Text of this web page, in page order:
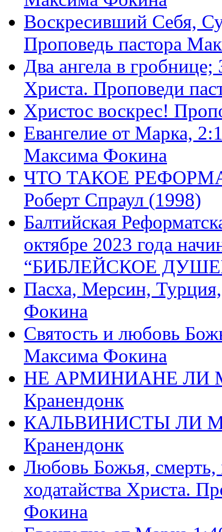
Воскресивший Себя,
Проповедь пастора
Два ангела в
Христа. Проповеди
Христос воскрес!
Евангелие от Марка,
Максима Фокина
ЧТО ТАКОЕ
Роберт Спраул (1998)
Балтийская
октябре 2023 года
“БИБЛЕЙСКОЕ
Пасха, Мерсин,
Фокина
Святость и любовь
Максима Фокина
НЕ АРМИНИАНЕ ЛИ
Кранендонк
КАЛЬВИНИСТЫ ЛИ
Кранендонк
Любовь Божья, смерть,
ходатайства Христа.
Фокина